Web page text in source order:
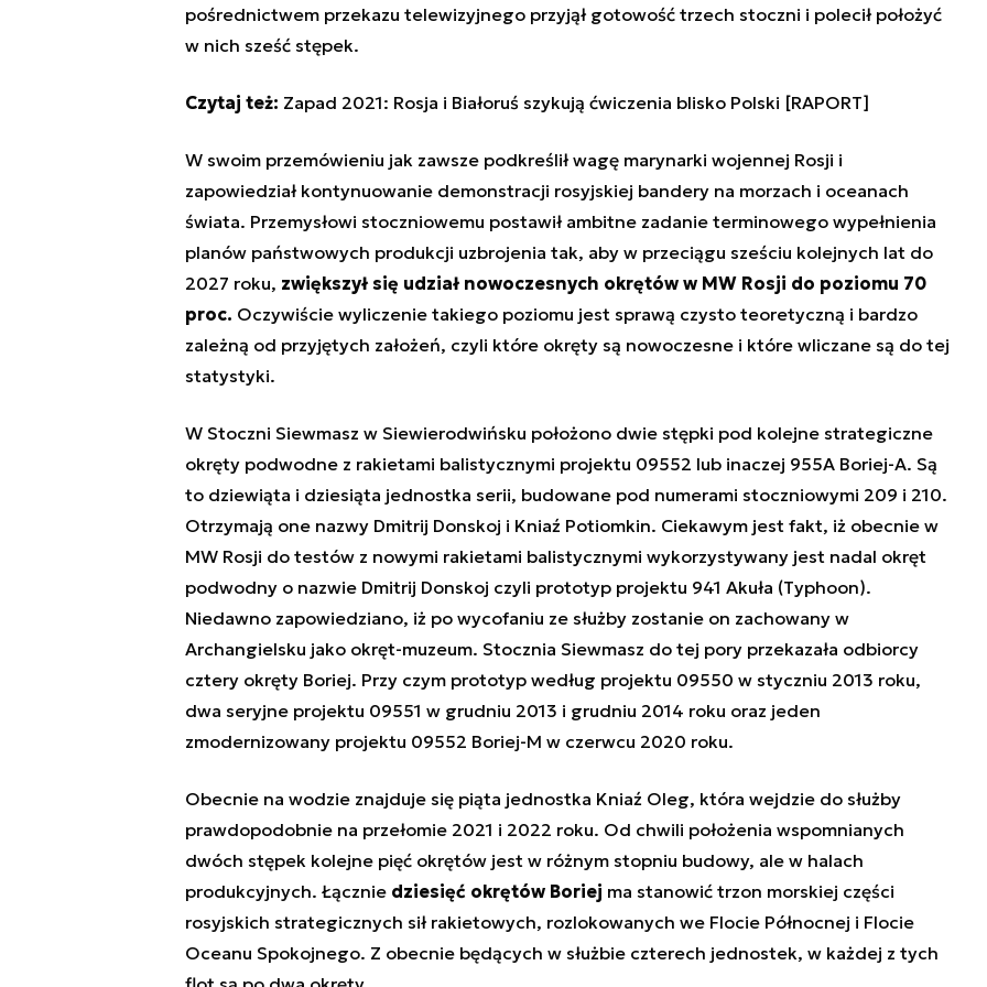
pośrednictwem przekazu telewizyjnego przyjął gotowość trzech stoczni i polecił położyć
w nich sześć stępek.
Czytaj też: Zapad 2021: Rosja i Białoruś szykują ćwiczenia blisko Polski [RAPORT]
W swoim przemówieniu jak zawsze podkreślił wagę marynarki wojennej Rosji i
zapowiedział kontynuowanie demonstracji rosyjskiej bandery na morzach i oceanach
świata. Przemysłowi stoczniowemu postawił ambitne zadanie terminowego wypełnienia
planów państwowych produkcji uzbrojenia tak, aby w przeciągu sześciu kolejnych lat do
2027 roku, zwiększył się udział nowoczesnych okrętów w MW Rosji do poziomu 70
proc. Oczywiście wyliczenie takiego poziomu jest sprawą czysto teoretyczną i bardzo
zależną od przyjętych założeń, czyli które okręty są nowoczesne i które wliczane są do tej
statystyki.
W Stoczni Siewmasz w Siewierodwińsku położono dwie stępki pod kolejne strategiczne
okręty podwodne z rakietami balistycznymi projektu 09552 lub inaczej 955A Boriej-A. Są
to dziewiąta i dziesiąta jednostka serii, budowane pod numerami stoczniowymi 209 i 210.
Otrzymają one nazwy Dmitrij Donskoj i Kniaź Potiomkin. Ciekawym jest fakt, iż obecnie w
MW Rosji do testów z nowymi rakietami balistycznymi wykorzystywany jest nadal okręt
podwodny o nazwie Dmitrij Donskoj czyli prototyp projektu 941 Akuła (Typhoon).
Niedawno zapowiedziano, iż po wycofaniu ze służby zostanie on zachowany w
Archangielsku jako okręt-muzeum. Stocznia Siewmasz do tej pory przekazała odbiorcy
cztery okręty Boriej. Przy czym prototyp według projektu 09550 w styczniu 2013 roku,
dwa seryjne projektu 09551 w grudniu 2013 i grudniu 2014 roku oraz jeden
zmodernizowany projektu 09552 Boriej-M w czerwcu 2020 roku.
Obecnie na wodzie znajduje się piąta jednostka Kniaź Oleg, która wejdzie do służby
prawdopodobnie na przełomie 2021 i 2022 roku. Od chwili położenia wspomnianych
dwóch stępek kolejne pięć okrętów jest w różnym stopniu budowy, ale w halach
produkcyjnych. Łącznie dziesięć okrętów Boriej ma stanowić trzon morskiej części
rosyjskich strategicznych sił rakietowych, rozlokowanych we Flocie Północnej i Flocie
Oceanu Spokojnego. Z obecnie będących w służbie czterech jednostek, w każdej z tych